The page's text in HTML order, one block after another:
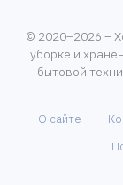
© 2020–2026 –
уборке и
бытовой
О сайте